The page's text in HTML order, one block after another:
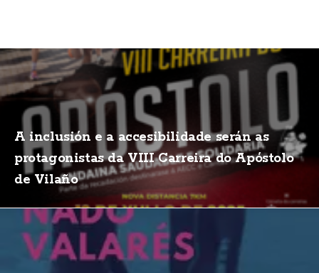
A inclusión e a accesibilidade serán as
protagonistas da VIII Carreira do Apóstolo
de Vilaño